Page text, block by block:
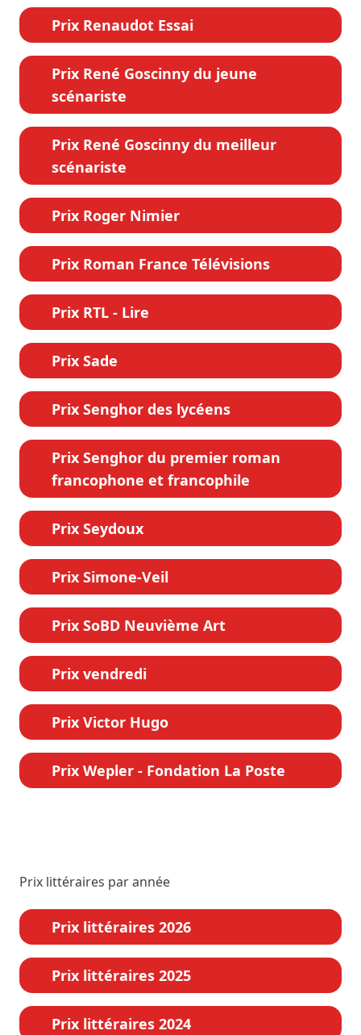
Prix Renaudot Essai
Prix René Goscinny du jeune
scénariste
Prix René Goscinny du meilleur
scénariste
Prix Roger Nimier
Prix Roman France Télévisions
Prix RTL - Lire
Prix Sade
Prix Senghor des lycéens
Prix Senghor du premier roman
francophone et francophile
Prix Seydoux
Prix Simone-Veil
Prix SoBD Neuvième Art
Prix vendredi
Prix Victor Hugo
Prix Wepler - Fondation La Poste
Prix littéraires par année
Prix littéraires 2026
Prix littéraires 2025
Prix littéraires 2024